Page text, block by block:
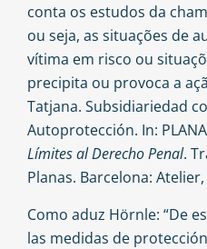
conta os estudos da
ou seja, as situações de
vítima em risco ou
precipita ou provoca a
Tatjana. Subsidiariedad
Autoprotección. In:
Límites al Derecho Penal.
Planas. Barcelona: Atelier,
Como aduz Hörnle: “De
las medidas de